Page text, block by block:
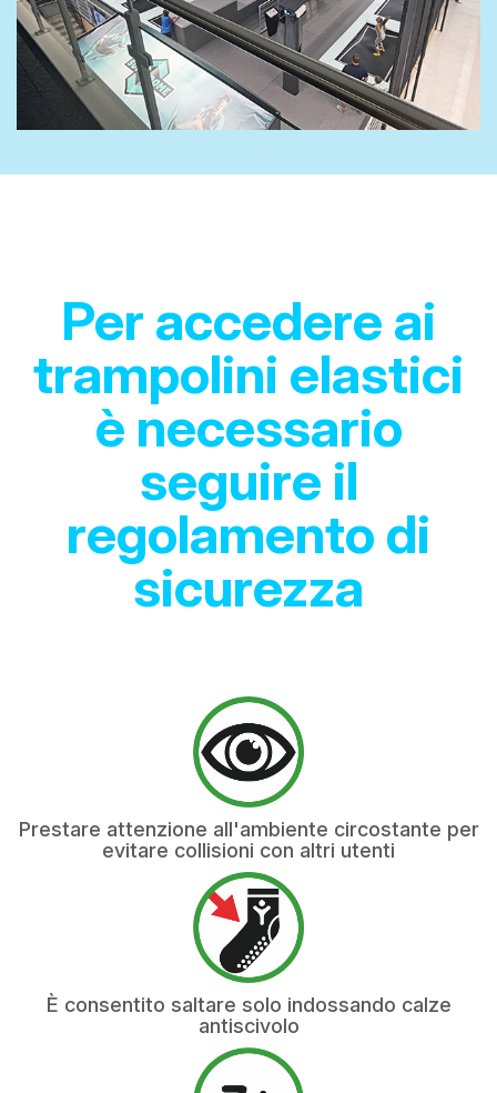
Per accedere ai
trampolini elastici
è necessario
seguire il
regolamento di
sicurezza
Prestare attenzione all'ambiente circostante per
evitare collisioni con altri utenti
È consentito saltare solo indossando calze
antiscivolo